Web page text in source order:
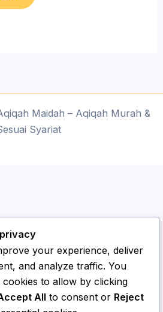
Maidah – Aqiqah Murah &
Syariat
your experience, deliver
and analyze traffic. You
to allow by clicking
All to consent or Reject